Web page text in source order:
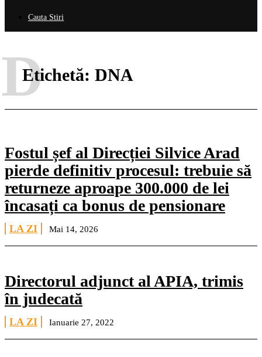
Cauta Stiri
Etichetă: DNA
D
Fostul șef al Direcției Silvice Arad
pierde definitiv procesul: trebuie să
returneze aproape 300.000 de lei
încasați ca bonus de pensionare
LA ZI Mai 14, 2026
Directorul adjunct al APIA, trimis
în judecată
LA ZI Ianuarie 27, 2022